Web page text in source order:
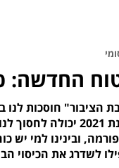
החדשה:
הציבור" חוסכות
הביטוח החדשה של
ובינינו למי
לשדרג את הכיסוי